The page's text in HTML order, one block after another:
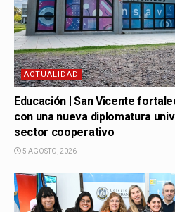
ACTUALIDAD
Educación | San Vicente
con una nueva diplomatura
sector cooperativo
5 AGOSTO, 2026